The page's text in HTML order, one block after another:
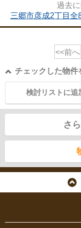
過去
三郷市彦成2丁目
<<前へ
チェックした物件
検討リストに追
さ